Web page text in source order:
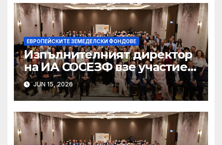
ЕВРОПЕЙСКИТЕ ЗЕМЕДЕЛСКИ ФОНДОВЕ
Изпълнителният директор
на ИА СОСЕЗФ взе участие в
организирана от
Европейската служба за
борба с измамите (OLAF),
международна
конференция под наслов
„Prevent – Detect –
JUN 15, 2026